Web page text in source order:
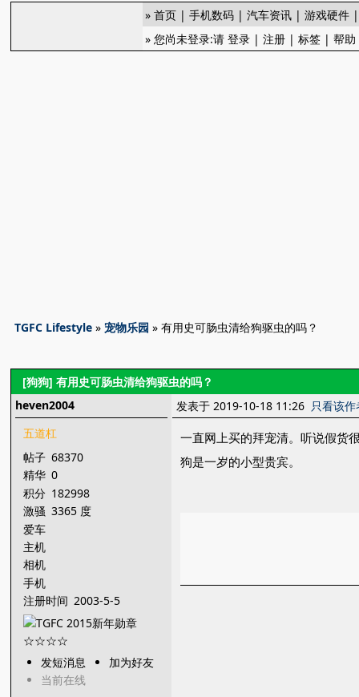
»首页 |手机数码 |汽车资讯 |游戏硬件
» 您尚未登录:请登录 |注册 |标签 |帮助
TGFC Lifestyle »宠物乐园 » 有用史可肠虫清给狗驱虫的吗？
[狗狗] 有用史可肠虫清给狗驱虫的吗？
heven2004
五道杠
帖子 68370
精华 0
积分 182998
激骚 3365 度
爱车
主机
相机
手机
注册时间 2003-5-5
发短消息
加为好友
当前在线
发表于 2019-10-18 11:26 只看该作
一直网上买的拜宠清。听说假货
狗是一岁的小型贵宾。